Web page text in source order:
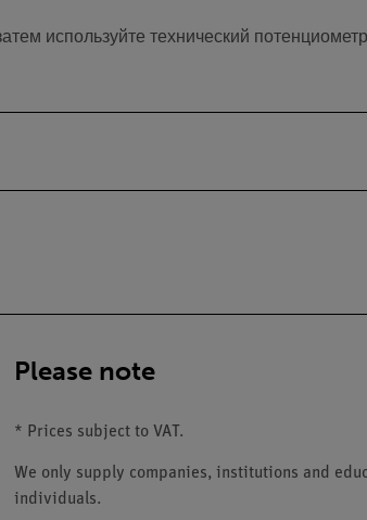
используйте технический
Please note
* Prices subject to VAT.
We only supply companies, institutions and
individuals.